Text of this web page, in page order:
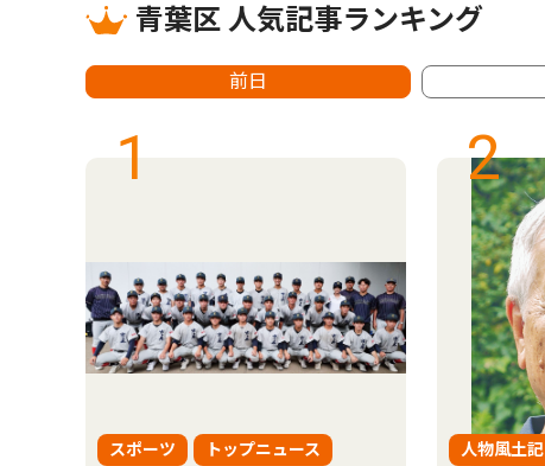
青葉区 人気記事ランキング
前日
1
スポーツ トップニュース
2
人物風土記